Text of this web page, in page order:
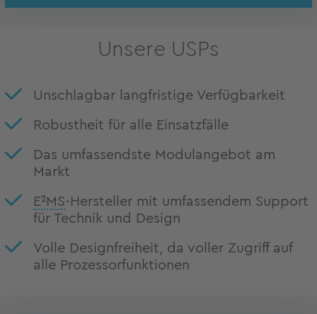
Unsere USPs
Unschlagbar langfristige Verfügbarkeit
Robustheit für alle Einsatzfälle
Das umfassendste Modulangebot am
Markt
E²MS-Hersteller mit umfassendem Support
für Technik und Design
Volle Designfreiheit, da voller Zugriff auf
alle Prozessorfunktionen